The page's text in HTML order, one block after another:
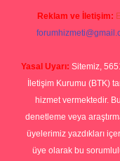
Reklam ve İletişim:
Yasal Uyarı: Sitemiz,
İletişim Kurumu (BTK)
hizmet vermektedir.
denetleme veya
üyelerimiz yazdıkları
üye olarak bu